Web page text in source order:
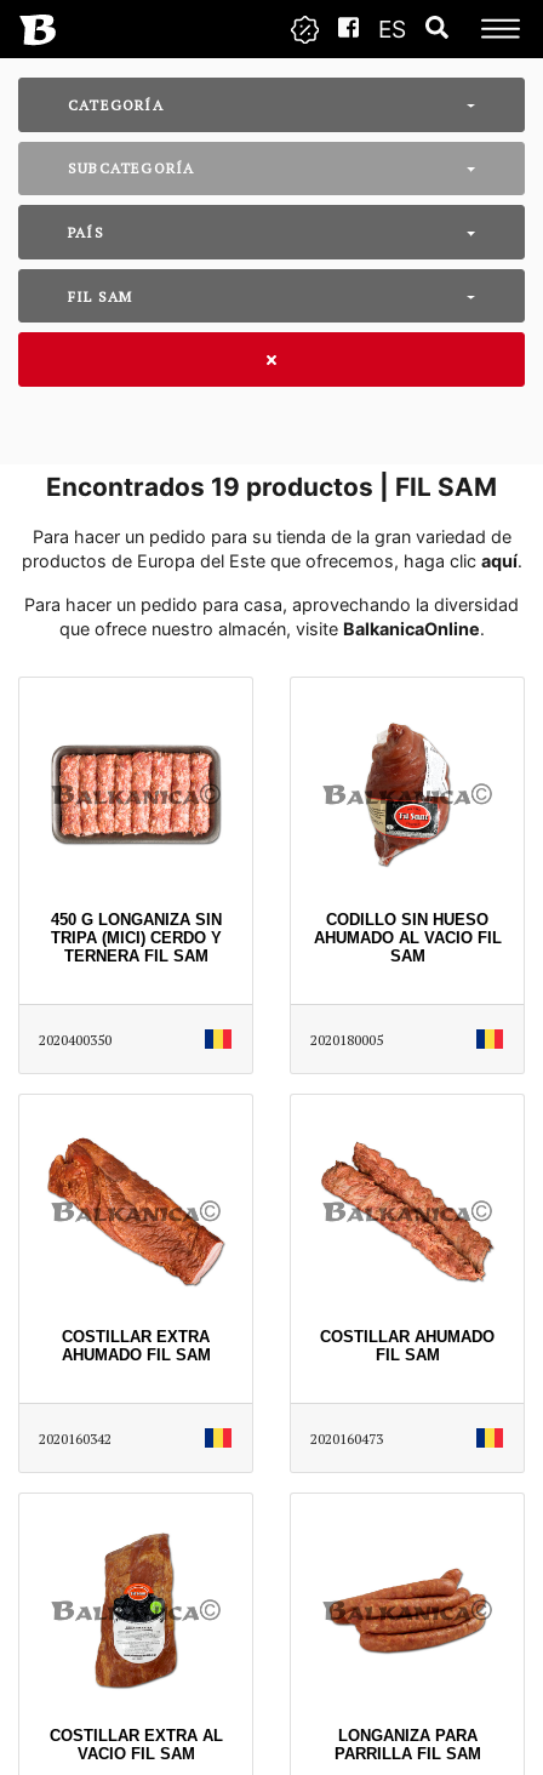
ES
CATEGORÍA
SUBCATEGORÍA
PAÍS
FIL SAM
Encontrados 19 productos | FIL SAM
Para hacer un pedido para su tienda de la gran variedad de
productos de Europa del Este que ofrecemos, haga clic aquí․
Para hacer un pedido para casa, aprovechando la diversidad
que ofrece nuestro almacén, visite BalkanicaOnline․
450 G LONGANIZA SIN
TRIPA (MICI) CERDO Y
TERNERA FIL SAM
2020400350
CODILLO SIN HUESO
AHUMADO AL VACIO FIL
SAM
2020180005
COSTILLAR EXTRA
AHUMADO FIL SAM
2020160342
COSTILLAR AHUMADO
FIL SAM
2020160473
COSTILLAR EXTRA AL
VACIO FIL SAM
LONGANIZA PARA
PARRILLA FIL SAM